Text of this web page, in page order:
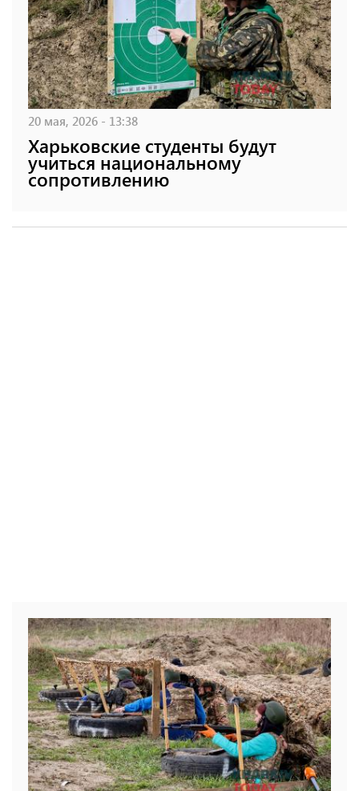
20 мая, 2026 - 13:38
Харьковские студенты будут
учиться национальному
сопротивлению